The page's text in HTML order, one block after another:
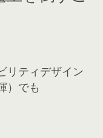
リティデザイン
）でも